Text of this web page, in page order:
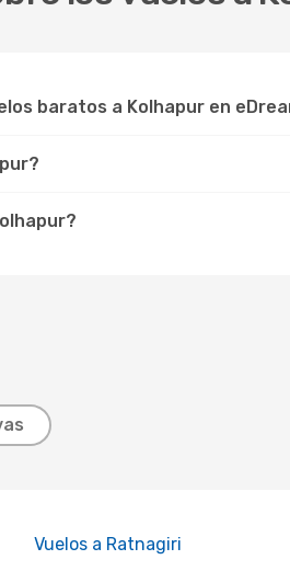
baratos a Kolhapur en
Vuelos a Ratnagiri